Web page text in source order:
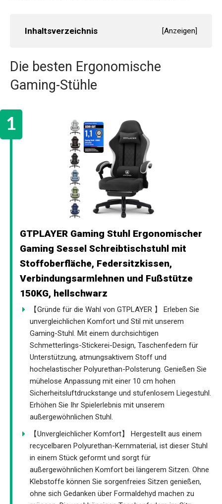
Inhaltsverzeichnis [Anzeigen]
Die besten Ergonomische
Gaming-Stühle
GTPLAYER Gaming Stuhl Ergonomischer
Gaming Sessel Schreibtischstuhl mit
Stoffoberfläche, Federsitzkissen,
Verbindungsarmlehnen und Fußstütze
150KG, hellschwarz
【Gründe für die Wahl von GTPLAYER 】 Erleben Sie
unvergleichlichen Komfort und Stil mit unserem
Gaming-Stuhl. Mit einem durchsichtigen
Schmetterlings-Stickerei-Design, Taschenfedern für
Unterstützung, atmungsaktivem Stoff und
hochelastischer Polyurethan-Polsterung. Genießen Sie
mühelose Anpassung mit einer 10 cm hohen
Sicherheitsluftdruckstange und stufenlosem Liegestuhl.
Erhöhen Sie Ihr Spielerlebnis mit unserem
außergewöhnlichen Stuhl.
【Unvergleichlicher Komfort】 Hergestellt aus einem
recycelbaren Polyurethan-Kernmaterial, ist dieser Stuhl
in einem Stück geformt und sorgt für
außergewöhnlichen Komfort bei längerem Sitzen. Ohne
Klebstoffe können Sie sorgenfreies Sitzen genießen,
ohne sich Gedanken über Formaldehyd machen zu